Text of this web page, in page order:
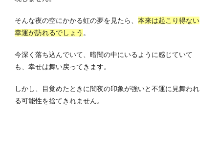
そんな夜の空にかかる虹の夢を見たら、 本来は起こり得ない
幸運が訪れるでしょう 。
今深く落ち込んでいて、暗闇の中にいるように感じていて
も、幸せは舞い戻ってきます。
しかし、目覚めたときに闇夜の印象が強いと不運に見舞われ
る可能性を捨てきれません。